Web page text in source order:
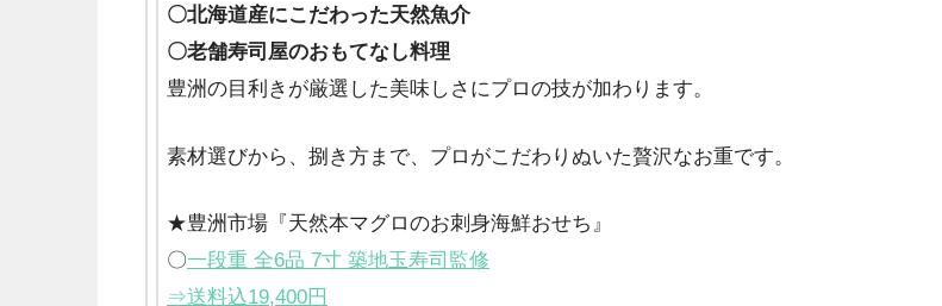
〇北海道産にこだわった天然魚介
〇老舗寿司屋のおもてなし料理
豊洲の目利きが厳選した美味しさにプロの技が加わります。
素材選びから、捌き方まで、プロがこだわりぬいた贅沢なお重です。
★豊洲市場『天然本マグロのお刺身海鮮おせち』
〇一段重 全6品 7寸 築地玉寿司監修
⇒送料込19,400円